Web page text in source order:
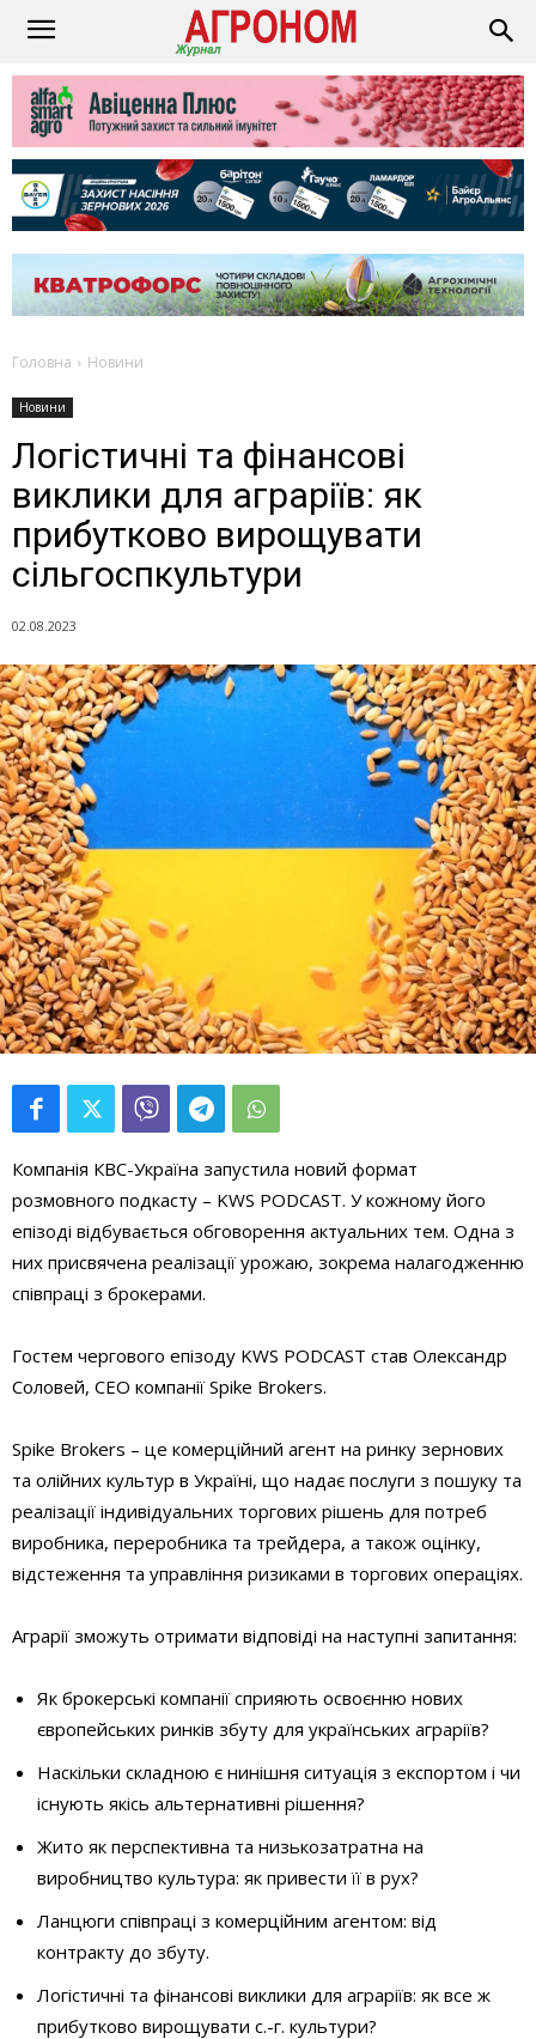
Головна Новини
Новини
Логістичні та фінансові
виклики для аграріїв: як
прибутково вирощувати
сільгоспкультури
02.08.2023
Компанія КВС-Україна запустила новий формат
розмовного подкасту – KWS PODCAST. У кожному його
епізоді відбувається обговорення актуальних тем. Одна з
них присвячена реалізації урожаю, зокрема налагодженню
співпраці з брокерами.
Гостем чергового епізоду KWS PODCAST став Олександр
Соловей, CEO компанії Spike Brokers.
Spike Brokers – це комерційний агент на ринку зернових
та олійних культур в Україні, що надає послуги з пошуку та
реалізації індивідуальних торгових рішень для потреб
виробника, переробника та трейдера, а також оцінку,
відстеження та управління ризиками в торгових операціях.
Аграрії зможуть отримати відповіді на наступні запитання:
Як брокерські компанії сприяють освоєнню нових
європейських ринків збуту для українських аграріїв?
Наскільки складною є нинішня ситуація з експортом і чи
існують якісь альтернативні рішення?
Жито як перспективна та низькозатратна на
виробництво культура: як привести її в рух?
Ланцюги співпраці з комерційним агентом: від
контракту до збуту.
Логістичні та фінансові виклики для аграріїв: як все ж
прибутково вирощувати с.-г. культури?